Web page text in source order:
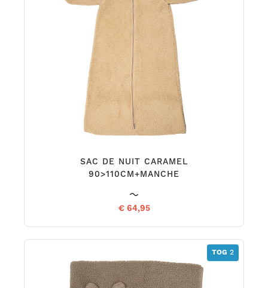
SAC DE NUIT CARAMEL
90>110CM+MANCHE
€ 64,95
TOG 2